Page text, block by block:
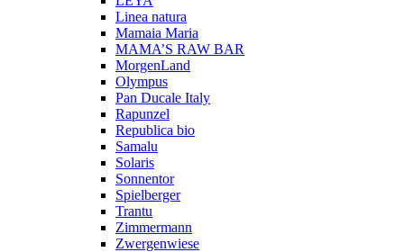
Linea natura
Mamaia Maria
MAMA’S RAW BAR
MorgenLand
Olympus
Pan Ducale Italy
Rapunzel
Republica bio
Samalu
Solaris
Sonnentor
Spielberger
Trantu
Zimmermann
Zwergenwiese